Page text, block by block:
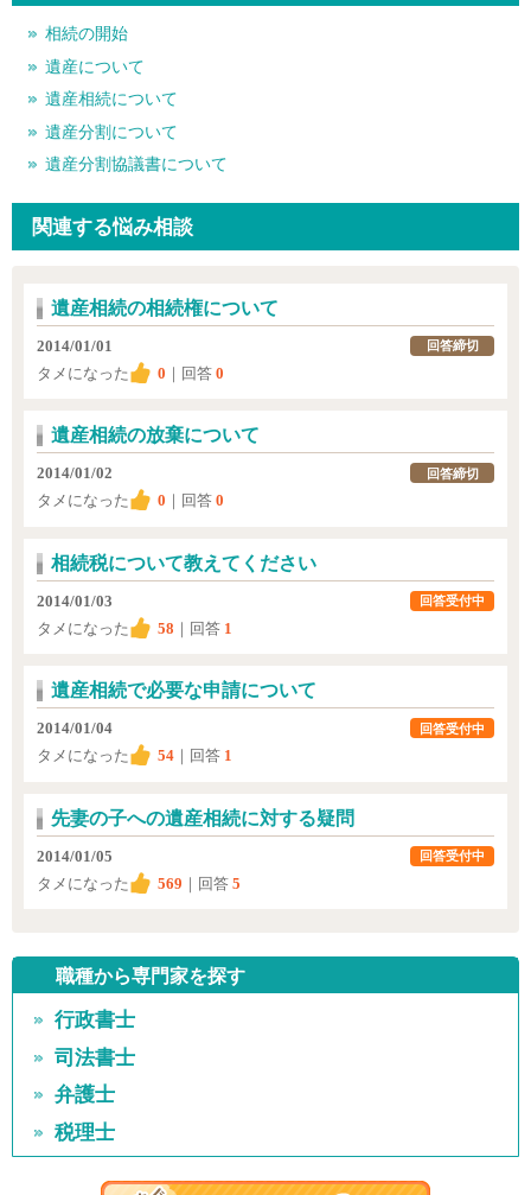
相続の開始
遺産について
遺産相続について
遺産分割について
遺産分割協議書について
関連する悩み相談
遺産相続の相続権について
2014/01/01
タメになった
0 ｜回答 0
回答締切
遺産相続の放棄について
2014/01/02
タメになった
0 ｜回答 0
回答締切
相続税について教えてください
2014/01/03
タメになった
58 ｜回答 1
回答受付中
遺産相続で必要な申請について
2014/01/04
タメになった
54 ｜回答 1
回答受付中
先妻の子への遺産相続に対する疑問
2014/01/05
タメになった
569 ｜回答 5
回答受付中
職種から専門家を探す
行政書士
司法書士
弁護士
税理士